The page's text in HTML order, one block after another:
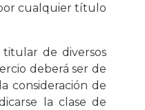
cualquier título
de diversos
deberá ser de
consideración de
la clase de